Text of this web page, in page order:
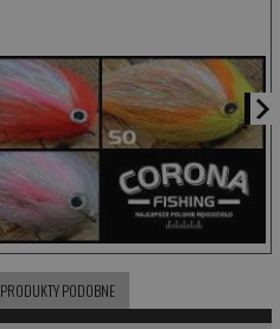
PRODUKTY PODOBNE